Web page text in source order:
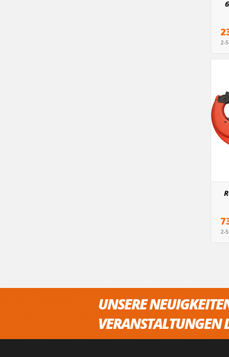
2-
2-
UNSERE
VERANSTALTUNGEN